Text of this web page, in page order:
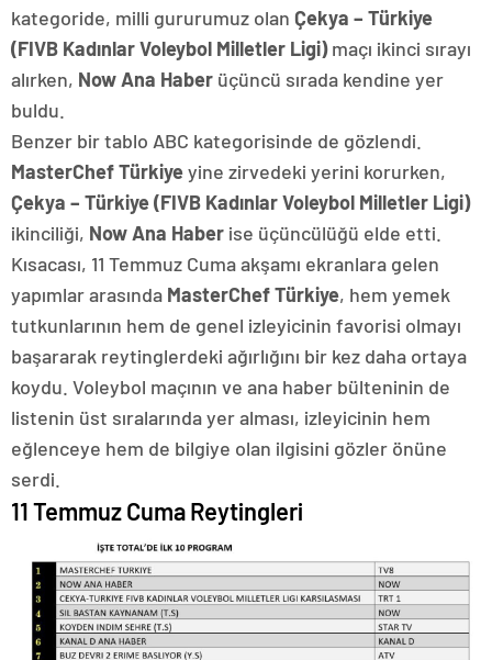
kategoride, milli gururumuz olan Çekya – Türkiye
(FIVB Kadınlar Voleybol Milletler Ligi)maçı ikinci sırayı
alırken, Now Ana Haber üçüncü sırada kendine yer
buldu.
Benzer bir tablo ABC kategorisinde de gözlendi.
MasterChef Türkiyeyine zirvedeki yerini korurken,
Çekya – Türkiye (FIVB Kadınlar Voleybol Milletler Ligi)
ikinciliği, Now Ana Haber ise üçüncülüğü elde etti.
Kısacası, 11 Temmuz Cuma akşamı ekranlara gelen
yapımlar arasında MasterChef Türkiye, hem yemek
tutkunlarının hem de genel izleyicinin favorisi olmayı
başararak reytinglerdeki ağırlığını bir kez daha ortaya
koydu. Voleybol maçının ve ana haber bülteninin de
listenin üst sıralarında yer alması, izleyicinin hem
eğlenceye hem de bilgiye olan ilgisini gözler önüne
serdi.
11 Temmuz Cuma Reytingleri